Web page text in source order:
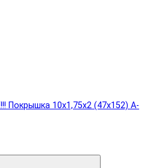
Покрышка 10х1,75х2 (47x152) A-